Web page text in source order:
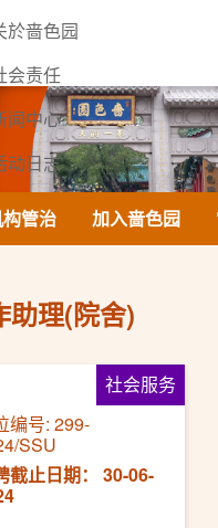
於啬色园
会责任
闻中心
动日志
络我们
管治 加入啬色园
助理(院舍)
社会服务
编号: 299-
SSU
截止日期： 30-06-